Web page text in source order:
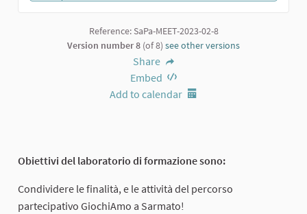
Reference: SaPa-MEET-2023-02-8
Version number 8 (of 8) see other versions
Share
Embed
Add to calendar
Obiettivi del laboratorio di formazione sono:
Condividere le finalità, e le attività del percorso
partecipativo GiochiAmo a Sarmato!